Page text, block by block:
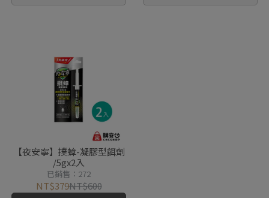
【夜安寧】撲蟑-凝膠型餌劑
/5gx2入
已銷售：272
NT$379NT$600